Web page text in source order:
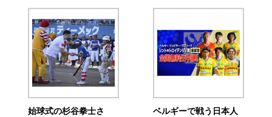
始球式の杉谷拳士さ
ベルギーで戦う日本人